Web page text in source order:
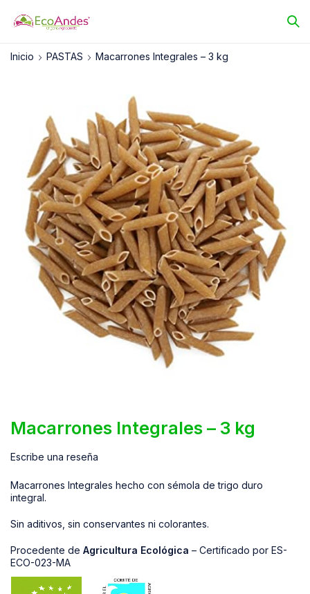
Inicio PASTAS Macarrones Integrales – 3 kg
Macarrones Integrales – 3 kg
Escribe una reseña
Macarrones Integrales hecho con sémola de trigo duro
integral.
Sin aditivos, sin conservantes ni colorantes.
Procedente de Agricultura Ecológica – Certificado por ES-
ECO-023-MA